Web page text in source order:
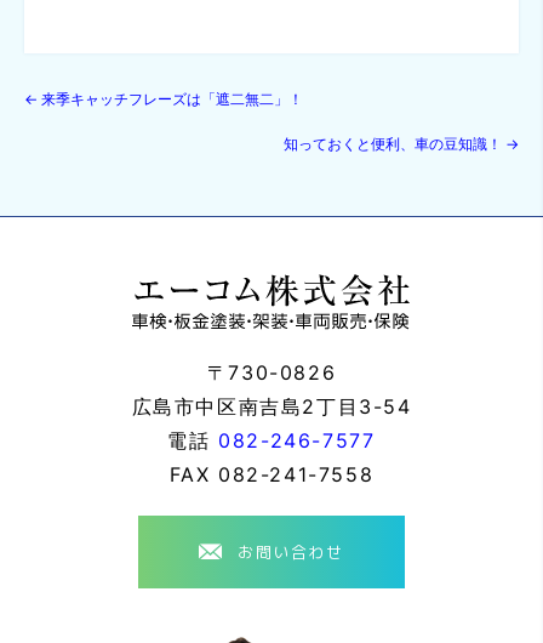
← 来季キャッチフレーズは「遮二無二」！
知っておくと便利、車の豆知識！ →
〒730-0826
広島市中区南吉島2丁目3-54
電話 082-246-7577
FAX 082-241-7558
お問い合わせ